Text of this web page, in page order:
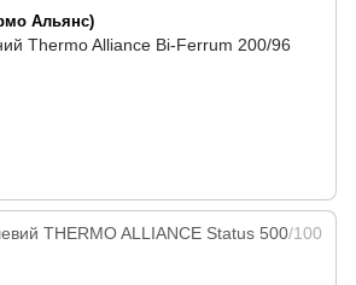
Альянс)
Thermo Alliance Bi-Ferrum 200/96